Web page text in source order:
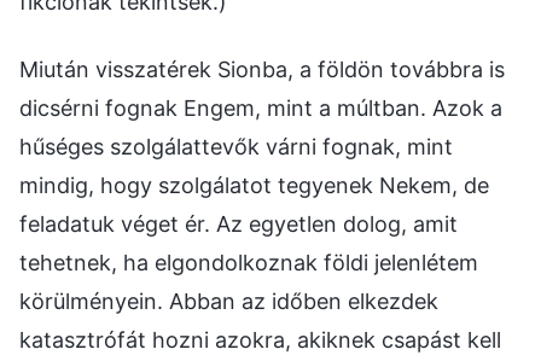
Miután visszatérek Sionba, a földön továbbra is
dicsérni fognak Engem, mint a múltban. Azok a
hűséges szolgálattevők várni fognak, mint
mindig, hogy szolgálatot tegyenek Nekem, de
feladatuk véget ér. Az egyetlen dolog, amit
tehetnek, ha elgondolkoznak földi jelenlétem
körülményein. Abban az időben elkezdek
katasztrófát hozni azokra, akiknek csapást kell